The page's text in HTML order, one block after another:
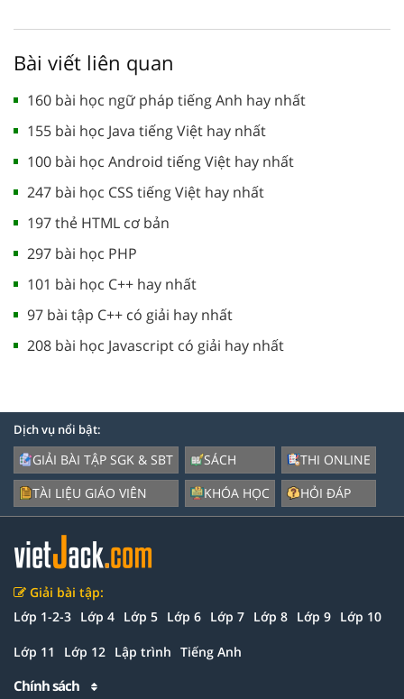
Bài viết liên quan
160 bài học ngữ pháp tiếng Anh hay nhất
155 bài học Java tiếng Việt hay nhất
100 bài học Android tiếng Việt hay nhất
247 bài học CSS tiếng Việt hay nhất
197 thẻ HTML cơ bản
297 bài học PHP
101 bài học C++ hay nhất
97 bài tập C++ có giải hay nhất
208 bài học Javascript có giải hay nhất
Dịch vụ nổi bật:
GIẢI BÀI TẬP SGK & SBT
TÀI LIỆU GIÁO VIÊN
SÁCH
KHÓA HỌC
THI ONLINE
HỎI ĐÁP
Giải bài tập:
Lớp 1-2-3 Lớp 4 Lớp 5 Lớp 6 Lớp 7 Lớp 8 Lớp 9 Lớp 10
Lớp 11 Lớp 12 Lập trình Tiếng Anh
Chính sách